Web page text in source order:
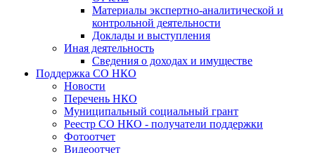
Материалы экспертно-аналитической и
контрольной деятельности
Доклады и выступления
Иная деятельность
Сведения о доходах и имуществе
Поддержка СО НКО
Новости
Перечень НКО
Муниципальный социальный грант
Реестр СО НКО - получатели поддержки
Фотоотчет
Видеоотчет